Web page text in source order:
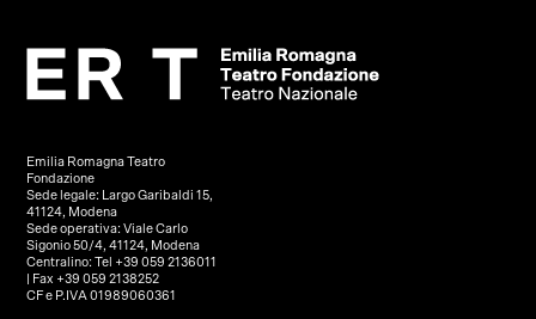
Emilia Romagna Teatro
Fondazione
Sede legale: Largo Garibaldi 15,
41124, Modena
Sede operativa: Viale Carlo
Sigonio 50/4, 41124, Modena
Centralino: Tel +39 059 2136011
| Fax +39 059 2138252
CF e P.IVA 01989060361